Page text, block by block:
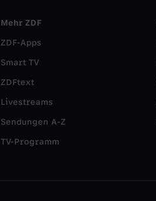
Mehr ZDF
ZDF-Apps
Smart TV
ZDFtext
Livestreams
Sendungen A-Z
TV-Programm